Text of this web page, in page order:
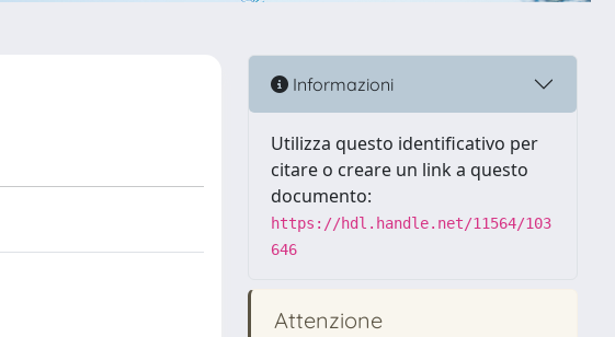
Informazioni
Utilizza questo identificativo per
citare o creare un link a questo
documento:
https://hdl.handle.net/11564/103
646
Attenzione